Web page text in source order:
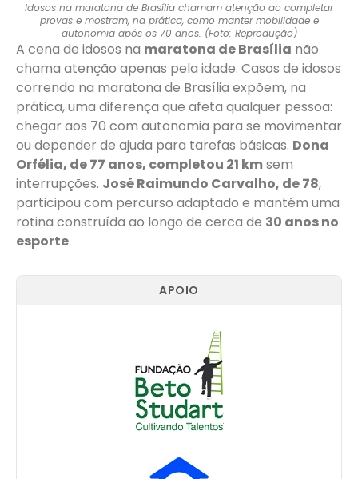
Idosos na maratona de Brasília chamam atenção ao completar
provas e mostram, na prática, como manter mobilidade e
autonomia após os 70 anos. (Foto: Reprodução)
A cena de idosos na maratona de Brasília não
chama atenção apenas pela idade. Casos de idosos
correndo na maratona de Brasília expõem, na
prática, uma diferença que afeta qualquer pessoa:
chegar aos 70 com autonomia para se movimentar
ou depender de ajuda para tarefas básicas. Dona
Orfélia, de 77 anos, completou 21 kmsem
interrupções. José Raimundo Carvalho, de 78,
participou com percurso adaptado e mantém uma
rotina construída ao longo de cerca de 30 anos no
esporte.
APOIO